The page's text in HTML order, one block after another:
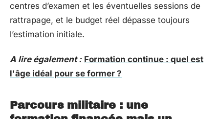
centres d’examen et les éventuelles sessions de
rattrapage, et le budget réel dépasse toujours
l’estimation initiale.
A lire également : Formation continue : quel est
l'âge idéal pour se former ?
Parcours militaire : une